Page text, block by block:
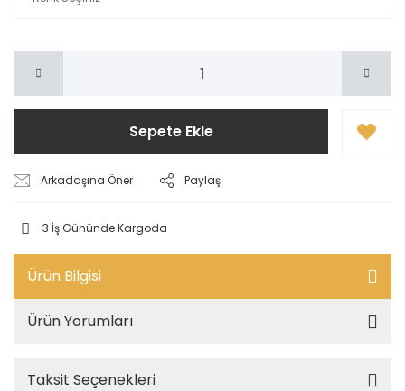
Sepete Ekle
Arkadaşına Öner Paylaş
3 İş Gününde Kargoda
Ürün Bilgisi
Ürün Yorumları
Taksit Seçenekleri